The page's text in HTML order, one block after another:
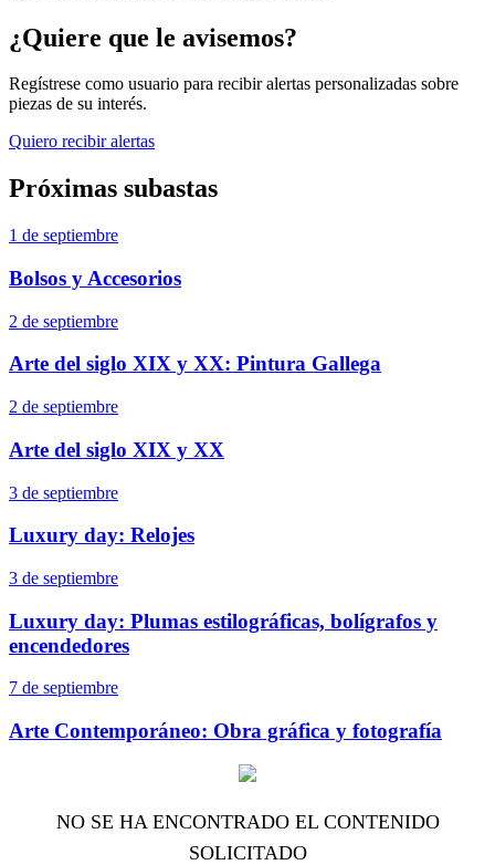
¿Quiere que le avisemos?
Regístrese como usuario para recibir alertas personalizadas sobre
piezas de su interés.
Quiero recibir alertas
Próximas subastas
1 de septiembre
Bolsos y Accesorios
2 de septiembre
Arte del siglo XIX y XX: Pintura Gallega
2 de septiembre
Arte del siglo XIX y XX
3 de septiembre
Luxury day: Relojes
3 de septiembre
Luxury day: Plumas estilográficas, bolígrafos y
encendedores
7 de septiembre
Arte Contemporáneo: Obra gráfica y fotografía
NO SE HA ENCONTRADO EL CONTENIDO
SOLICITADO